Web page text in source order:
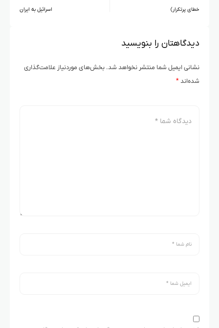
خطای پرتکرار) اسرائیل به ایران
دیدگاهتان را بنویسید
نشانی ایمیل شما منتشر نخواهد شد. بخش‌های موردنیاز علامت‌گذاری
شده‌اند*